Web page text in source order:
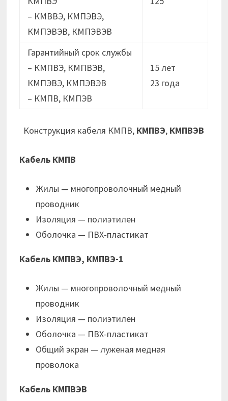
– КМВВЭ, КМПЭВЭ,
КМПЭВЭВ, КМПЭВЭВ
Гарантийный срок службы
– КМПВЭ, КМПВЭВ,
КМПЭВЭ, КМПЭВЭВ
– КМПВ, КМПЭВ
15 лет
23 годa
Конструкция кабеля КМПВ, КМПВЭ, КМПВЭВ
Кабель КМПВ
Жилы — многопроволочный медный
проводник
Изоляция — полиэтилен
Оболочка — ПВХ-пластикат
Кабель КМПВЭ, КМПВЭ-1
Жилы — многопроволочный медный
проводник
Изоляция — полиэтилен
Оболочка — ПВХ-пластикат
Общий экран — луженая медная
проволока
Кабель КМПВЭВ